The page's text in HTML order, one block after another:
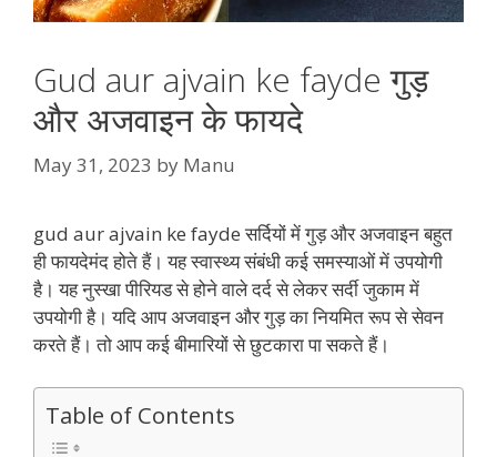
Gud aur ajvain ke fayde गुड़
और अजवाइन के फायदे
May 31, 2023 by Manu
gud aur ajvain ke fayde सर्दियों में गुड़ और अजवाइन बहुत
ही फायदेमंद होते हैं। यह स्वास्थ्य संबंधी कई समस्याओं में उपयोगी
है। यह नुस्खा पीरियड से होने वाले दर्द से लेकर सर्दी जुकाम में
उपयोगी है। यदि आप अजवाइन और गुड़ का नियमित रूप से सेवन
करते हैं। तो आप कई बीमारियों से छुटकारा पा सकते हैं।
Table of Contents